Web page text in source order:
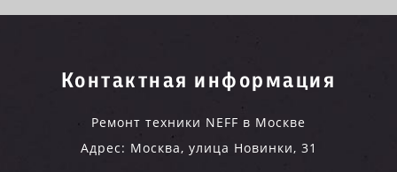
Контактная информация
Ремонт техники NEFF в Москве
Адрес: Москва, улица Новинки, 31